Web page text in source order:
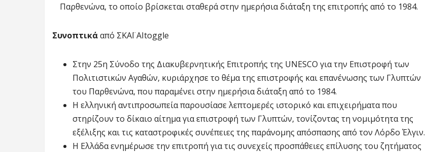
Παρθενώνα, το οποίο βρίσκεται σταθερά στην ημερήσια διάταξη της επιτροπής από το 1984.
Συνοπτικάαπό ΣΚΑΪ AItoggle
Στην 25η Σύνοδο της Διακυβερνητικής Επιτροπής της UNESCO για την Επιστροφή των
Πολιτιστικών Αγαθών, κυριάρχησε το θέμα της επιστροφής και επανένωσης των Γλυπτών
του Παρθενώνα, που παραμένει στην ημερήσια διάταξη από το 1984.
Η ελληνική αντιπροσωπεία παρουσίασε λεπτομερές ιστορικό και επιχειρήματα που
στηρίζουν το δίκαιο αίτημα για επιστροφή των Γλυπτών, τονίζοντας τη νομιμότητα της
εξέλιξης και τις καταστροφικές συνέπειες της παράνομης απόσπασης από τον Λόρδο Έλγιν.
Η Ελλάδα ενημέρωσε την επιτροπή για τις συνεχείς προσπάθειες επίλυσης του ζητήματος